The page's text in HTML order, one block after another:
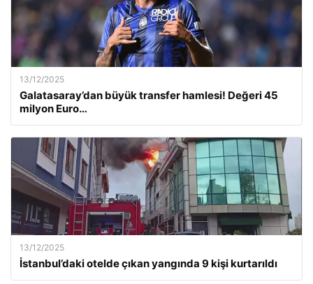
13/12/2025
Galatasaray’dan büyük transfer hamlesi! Değeri 45
milyon Euro…
13/12/2025
İstanbul’daki otelde çıkan yangında 9 kişi kurtarıldı